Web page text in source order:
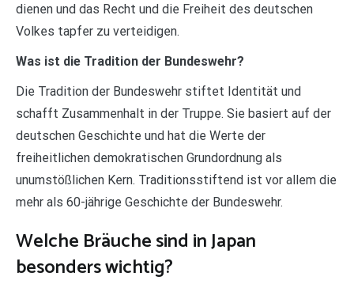
dienen und das Recht und die Freiheit des deutschen
Volkes tapfer zu verteidigen.
Was ist die Tradition der Bundeswehr?
Die Tradition der Bundeswehr stiftet Identität und
schafft Zusammenhalt in der Truppe. Sie basiert auf der
deutschen Geschichte und hat die Werte der
freiheitlichen demokratischen Grundordnung als
unumstößlichen Kern. Traditionsstiftend ist vor allem die
mehr als 60-jährige Geschichte der Bundeswehr.
Welche Bräuche sind in Japan
besonders wichtig?